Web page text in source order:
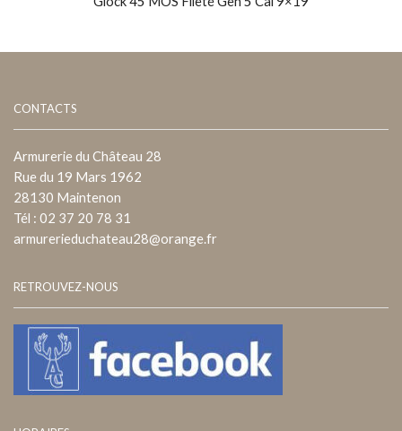
CONTACTS
Armurerie du Château 28
Rue du 19 Mars 1962
28130 Maintenon
Tél : 02 37 20 78 31
armurerieduchateau28@orange.fr
RETROUVEZ-NOUS